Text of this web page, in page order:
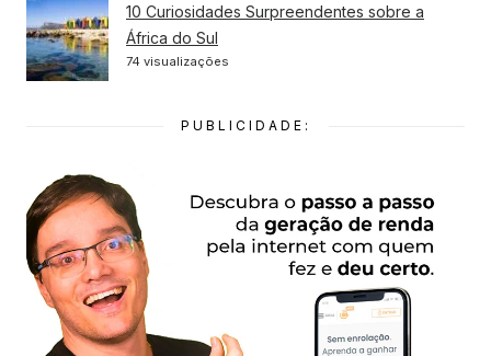
10 Curiosidades Surpreendentes sobre a
África do Sul
74 visualizações
PUBLICIDADE: